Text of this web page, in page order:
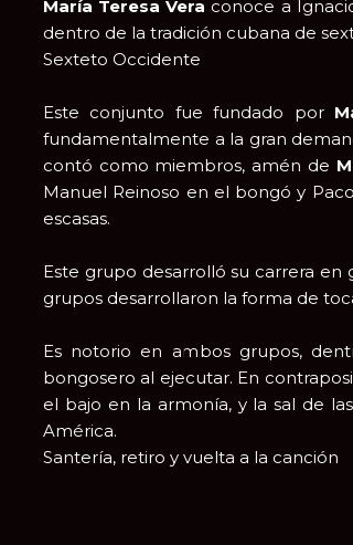
María Teresa Vera conoce a
dentro de la tradición cubana de
Sexteto Occidente
Este conjunto fue fundado por
fundamentalmente a la gran
contó como miembros, amén de
Manuel Reinoso en el bongó y
escasas.
Este grupo desarrolló su carrera
grupos desarrollaron la forma de
Es notorio en ambos grupos,
bongosero al ejecutar. En
el bajo en la armonía, y la sal de
América.
Santería, retiro y vuelta a la canción